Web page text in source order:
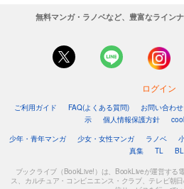
無料マンガ・ラノベなど、豊富なライン
ログイン
ご利用ガイド FAQ(よくある質問) お問い合わせ
示
個人情報保護方針
少年・青年マンガ
少女・女性マンガ ラノベ
真集
TL BL
ブックライブ（BookLive!）は、BookLiveが運営する
ス、カルチュア・コンビニエンス・クラブ、テレビ朝